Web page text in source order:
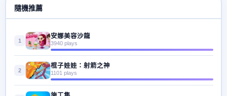
隨機推薦
1
安娜美容沙龍
3940 plays
2
棍子娃娃：射箭之神
1101 plays